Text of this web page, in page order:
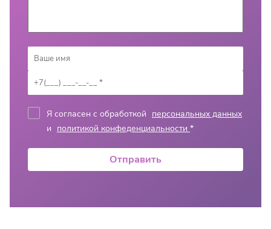
Я согласен с обработкой персональных данных
и политикой конфеденциальности *
Отправить